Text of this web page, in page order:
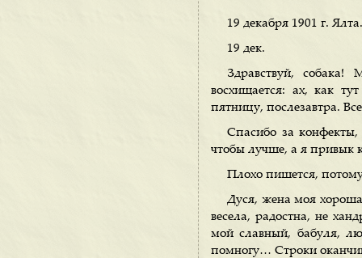
19 декабря 1901 г. Ялта.
19 дек.
Здравствуй,
восхищается: ах, как
пятницу, послезавтра.
Спасибо за
чтобы лучше, а я привык
Плохо пишется,
Дуся, жена моя
весела, радостна, не
мой славный, бабуля,
помногу… Строки